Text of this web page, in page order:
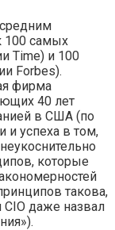
100 самых
Time) и 100
Forbes).
фирма
40 лет
в США (по
и успеха в том,
которые
такова,
даже назвал